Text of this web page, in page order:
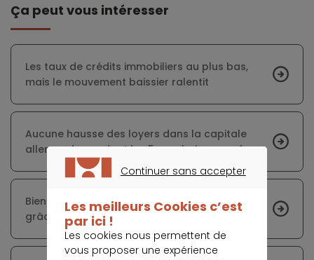
Ça peut vous intéresser
Les taux de crédits immobiliers au plus bas,
mais le mouvement baissier ralentit
Aucune hausse des loyers dans la capitale
allemande pendant les 5 prochaines années
Bientôt des prêts immobiliers à taux négatifs
grâce à l’évolution du taux des OAT 10 ans ?
Continuer sans accepter
Les meilleurs Cookies c’est
par ici !
Les cookies nous permettent de
vous proposer une expérience